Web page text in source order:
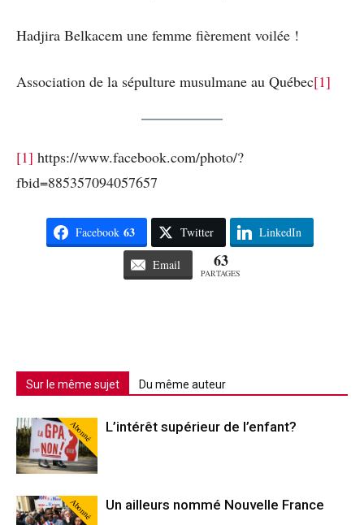
Hadjira Belkacem une femme fièrement voilée !
Association de la sépulture musulmane au Québec[1]
[1] https://www.facebook.com/photo/?
fbid=885357094057657
Facebook 63 Twitter LinkedIn
Email 63
PARTAGES
Sur le même sujet Du même auteur
Abonné L’intérêt supérieur de l’enfant?
Abonné Un ailleurs nommé Nouvelle France